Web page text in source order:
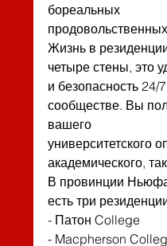
бореальных
Жизнь в
четыре стены, это
и безопасность
сообществе. Вы
вашего
университетского
академического,
В провинции
есть три
- Патон College
- Macpherson